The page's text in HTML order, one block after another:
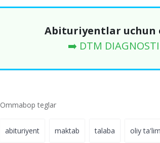
Abituriyentlar uchun
➡️ DTM
Ommabop teglar
abituriyent maktab talaba oliy ta'lim